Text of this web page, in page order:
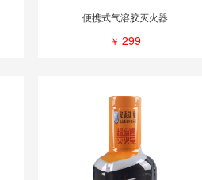
便携式气溶胶灭火器
￥ 299